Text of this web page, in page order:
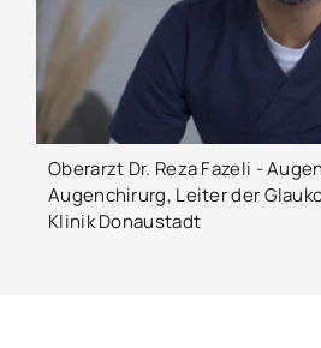
Oberarzt Dr. Reza Fazeli -
Augenchirurg, Leiter der
Klinik Donaustadt